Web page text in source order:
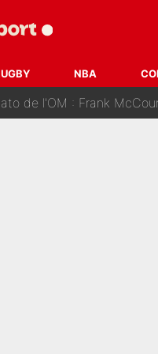
NBA
son entourage : «Je
France : «Je n'aurais
l'OM : Frank McCourt va